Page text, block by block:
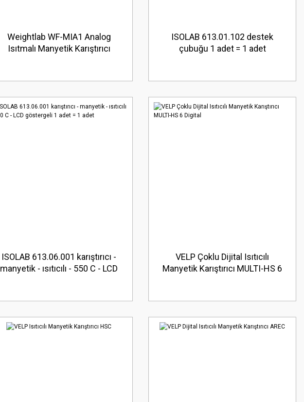
Weightlab WF-MIA1 Analog
Isıtmalı Manyetik Karıştırıcı
ISOLAB 613.01.102 destek
çubuğu 1 adet = 1 adet
ISOLAB 613.06.001 karıştırıcı -
manyetik - ısıtıcılı - 550 C - LCD
VELP Çoklu Dijital Isıtıcılı
Manyetik Karıştırıcı MULTI-HS 6